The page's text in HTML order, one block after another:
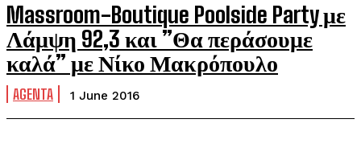
Massroom-Boutique Poolside Party με
Λάμψη 92,3 και ”Θα περάσουμε
καλά” με Νίκο Μακρόπουλο
AGENTA 1 June 2016